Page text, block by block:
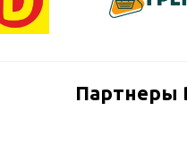
Партнеры